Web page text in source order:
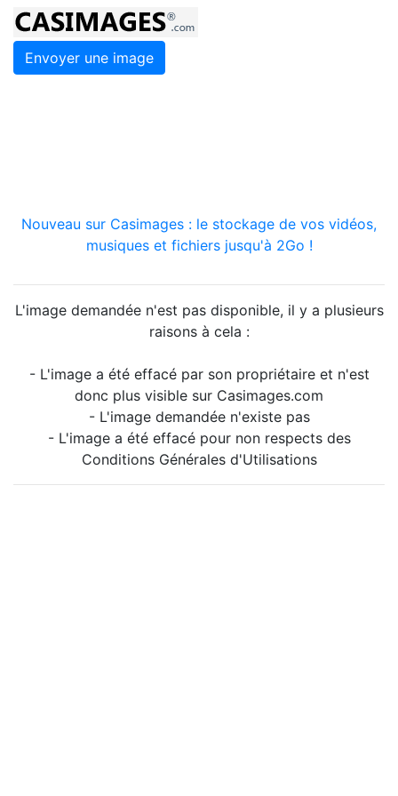
Envoyer une image
Nouveau sur Casimages : le stockage de vos vidéos,
musiques et fichiers jusqu'à 2Go !
L'image demandée n'est pas disponible, il y a plusieurs
raisons à cela :
- L'image a été effacé par son propriétaire et n'est
donc plus visible sur Casimages.com
- L'image demandée n'existe pas
- L'image a été effacé pour non respects des
Conditions Générales d'Utilisations